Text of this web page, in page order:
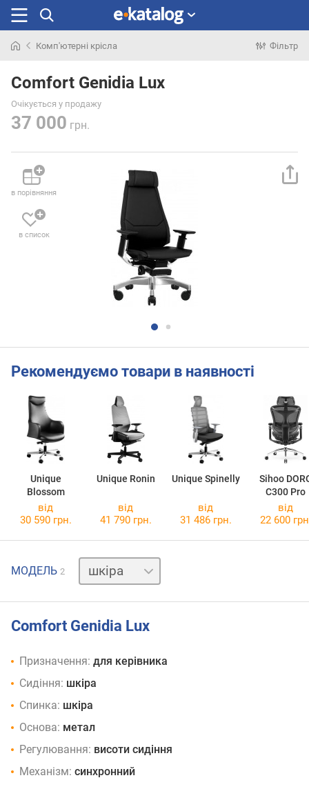
раніше
Комп'ютерні крісла Фільтр
Comfort Genidia Lux
Очікується у продажу
37 000 грн.
в порівняння
в список
Рекомендуємо товари в наявності
Unique
Blossom
Unique Ronin Unique Spinelly
Sihoo
C300 Pro
від
30 590 грн.
від
41 790 грн.
від
31 486 грн.
від
22 600
МОДЕЛЬ 2
тканина
Comfort Genidia Lux
Призначення: для керівника
Сидіння: шкіра
Спинка: шкіра
Основа: метал
Регулювання: висоти сидіння
Механізм: синхронний